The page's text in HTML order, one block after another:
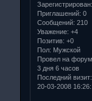
Зарегистрирован
Приглашений: 0
Сообщений: 210
Уважение: +4
Позитив: +0
Пол: Мужской
Провел на
3 дня 6 часов
Последний визит:
20-03-2008